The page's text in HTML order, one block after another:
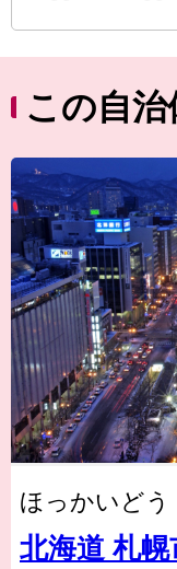
この自
ほっかいどう
北海道 札幌